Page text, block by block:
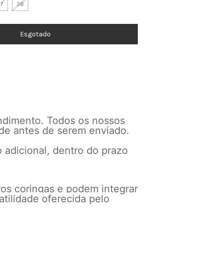
38
Todos os nossos
antes de serem enviado.
adicional, dentro do prazo
coringas e podem integrar
oferecida pelo